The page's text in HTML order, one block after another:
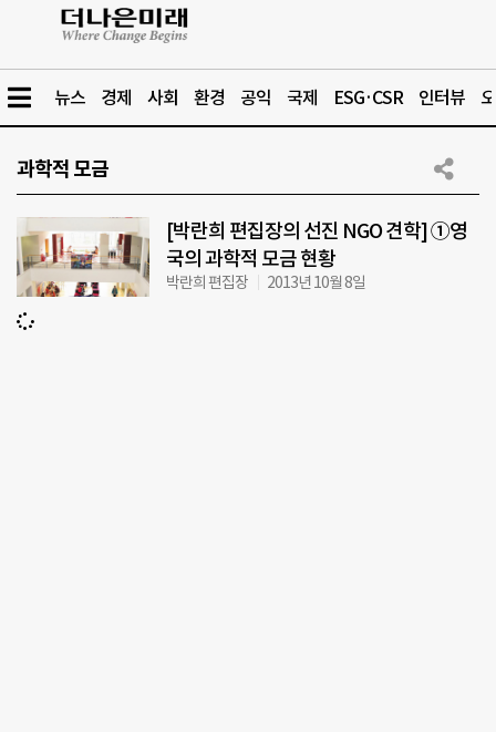
뉴스 경제 사회 환경 공익 국제 ESG·CSR 인터뷰
과학적 모금
[박란희 편집장의 선진 NGO 견학] ①영
국의 과학적 모금 현황
박란희 편집장 2013년 10월 8일